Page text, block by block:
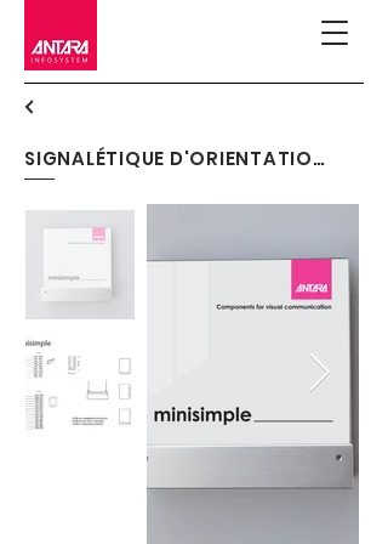
SIGNALÉTIQUE D'ORIENTATION